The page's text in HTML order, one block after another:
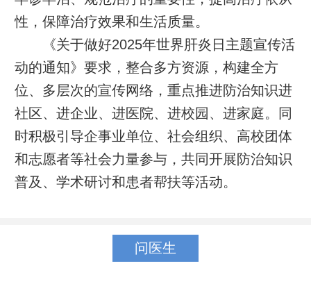
性，保障治疗效果和生活质量。
《关于做好2025年世界肝炎日主题宣传活
动的通知》要求，整合多方资源，构建全方
位、多层次的宣传网络，重点推进防治知识进
社区、进企业、进医院、进校园、进家庭。同
时积极引导企事业单位、社会组织、高校团体
和志愿者等社会力量参与，共同开展防治知识
普及、学术研讨和患者帮扶等活动。
问医生